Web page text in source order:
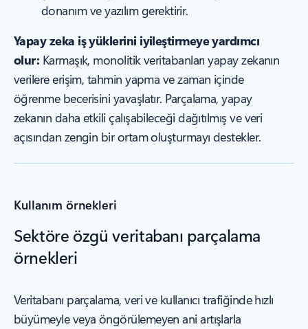
donanım ve yazılım gerektirir.
Yapay zeka iş yüklerini iyileştirmeye yardımcı
olur: Karmaşık, monolitik veritabanları yapay zekanın
verilere erişim, tahmin yapma ve zaman içinde
öğrenme becerisini yavaşlatır. Parçalama, yapay
zekanın daha etkili çalışabileceği dağıtılmış ve veri
açısından zengin bir ortam oluşturmayı destekler.
Kullanım örnekleri
Sektöre özgü veritabanı parçalama
örnekleri
Veritabanı parçalama, veri ve kullanıcı trafiğinde hızlı
büyümeyle veya öngörülemeyen ani artışlarla